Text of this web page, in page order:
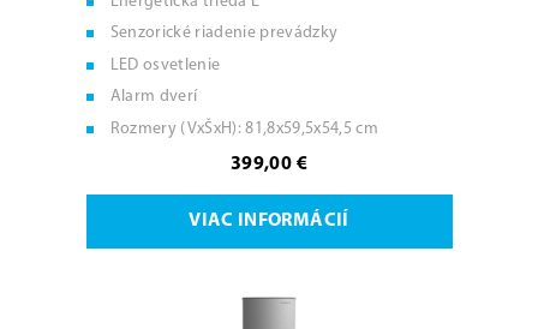
Senzorické riadenie prevádzky
LED osvetlenie
Alarm dverí
Rozmery (VxŠxH): 81,8x59,5x54,5 cm
399,00 €
VIAC INFORMÁCIÍ